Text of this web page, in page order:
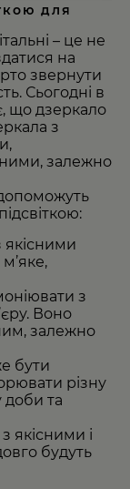
для
– це не
на
звернути
Сьогодні в
що дзеркало
з
залежно
якісними
з
Воно
залежно
бути
різну
доби та
якісними і
будуть